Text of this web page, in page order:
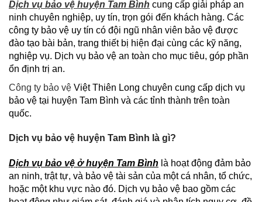
Dịch vụ bảo vệ huyện Tam Bình cung cấp giải pháp an
ninh chuyên nghiệp, uy tín, trọn gói đến khách hàng. Các
công ty bảo vệ uy tín có đội ngũ nhân viên bảo vệ được
đào tạo bài bản, trang thiết bị hiện đại cùng các kỹ năng,
nghiệp vụ. Dịch vụ bảo vệ an toàn cho mục tiêu, góp phần
ổn định trị an.
Công ty bảo vệ Việt Thiên Long chuyên cung cấp dịch vụ
bảo vệ tại huyện Tam Bình và các tỉnh thành trên toàn
quốc.
Dịch vụ bảo vệ huyện Tam Bình là gì?
Dịch vụ bảo vệ ở huyện Tam Bình là hoạt động đảm bảo
an ninh, trật tự, và bảo vệ tài sản của một cá nhân, tổ chức,
hoặc một khu vực nào đó. Dịch vụ bảo vệ bao gồm các